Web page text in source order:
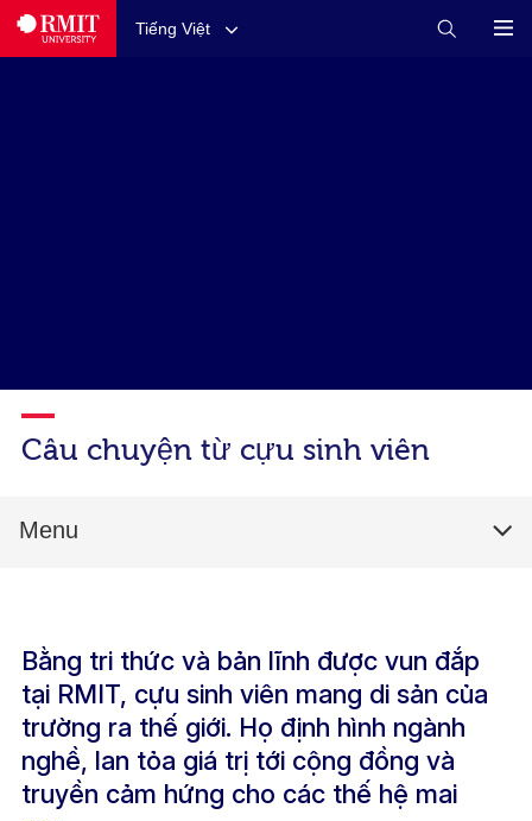
Tiếng Việt
Câu chuyện từ cựu sinh viên
Menu
Bằng tri thức và bản lĩnh được vun đắp
tại RMIT, cựu sinh viên mang di sản của
trường ra thế giới. Họ định hình ngành
nghề, lan tỏa giá trị tới cộng đồng và
truyền cảm hứng cho các thế hệ mai